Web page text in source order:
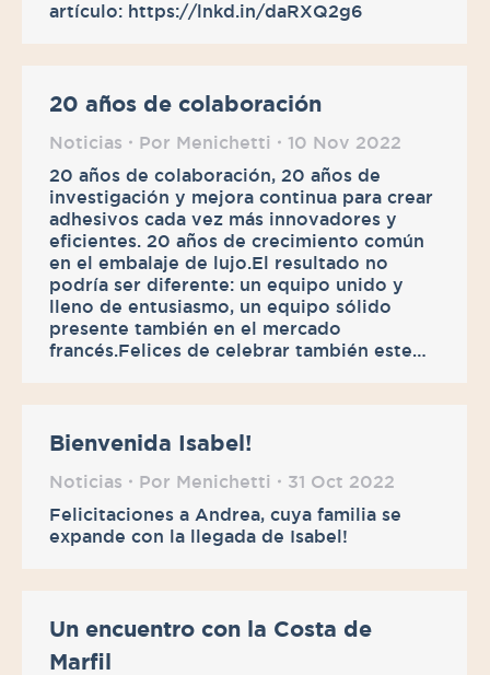
artículo: https://lnkd.in/daRXQ2g6
20 años de colaboración
Noticias Por Menichetti
10 Nov 2022
20 años de colaboración, 20 años de
investigación y mejora continua para crear
adhesivos cada vez más innovadores y
eficientes. 20 años de crecimiento común
en el embalaje de lujo.El resultado no
podría ser diferente: un equipo unido y
lleno de entusiasmo, un equipo sólido
presente también en el mercado
francés.Felices de celebrar también este…
Bienvenida Isabel!
Noticias Por Menichetti
31 Oct 2022
Felicitaciones a Andrea, cuya familia se
expande con la llegada de Isabel!
Un encuentro con la Costa de
Marfil